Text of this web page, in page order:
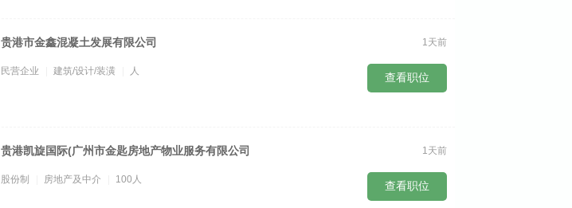
贵港市金鑫混凝土发展有限公司
民营企业 建筑/设计/装潢 人
1天前
查看职位
贵港凯旋国际(广州市金匙房地产物业服务有限公司
股份制 房地产及中介 100人
1天前
查看职位